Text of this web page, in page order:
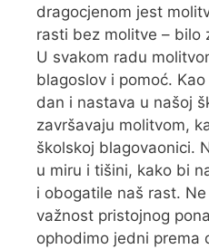
dragocjenom jest
rasti bez molitve – bilo
U svakom radu
blagoslov i pomoć.
dan i nastava u našoj
završavaju molitvom,
školskoj blagovaonici.
u miru i tišini, kako bi
i obogatile naš rast.
važnost pristojnog
ophodimo jedni prema